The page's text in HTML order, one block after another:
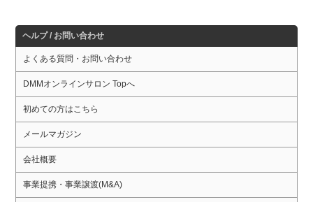
ヘルプ / お問い合わせ
よくある質問・お問い合わせ
DMMオンラインサロン Topへ
初めての方はこちら
メールマガジン
会社概要
事業提携・事業譲渡(M&A)